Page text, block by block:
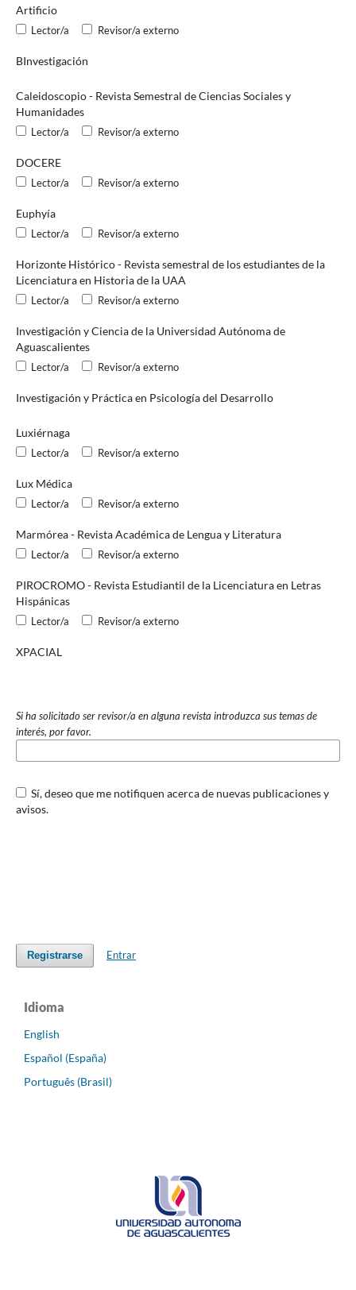
Artificio
Lector/a Revisor/a externo
BInvestigación
Caleidoscopio - Revista Semestral de Ciencias Sociales y
Humanidades
Lector/a Revisor/a externo
DOCERE
Lector/a Revisor/a externo
Euphyía
Lector/a Revisor/a externo
Horizonte Histórico - Revista semestral de los estudiantes de la
Licenciatura en Historia de la UAA
Lector/a Revisor/a externo
Investigación y Ciencia de la Universidad Autónoma de
Aguascalientes
Lector/a Revisor/a externo
Investigación y Práctica en Psicología del Desarrollo
Luxiérnaga
Lector/a Revisor/a externo
Lux Médica
Lector/a Revisor/a externo
Marmórea - Revista Académica de Lengua y Literatura
Lector/a Revisor/a externo
PIROCROMO - Revista Estudiantil de la Licenciatura en Letras
Hispánicas
Lector/a Revisor/a externo
XPACIAL
Si ha solicitado ser revisor/a en alguna revista introduzca sus temas de
interés, por favor.
Sí, deseo que me notifiquen acerca de nuevas publicaciones y
avisos.
Registrarse Entrar
Idioma
English
Español (España)
Português (Brasil)